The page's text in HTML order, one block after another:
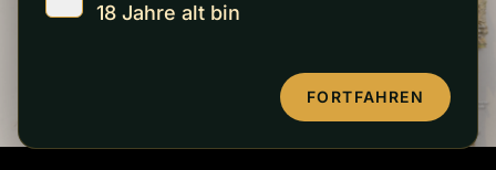
18 Jahre alt bin
FORTFAHREN